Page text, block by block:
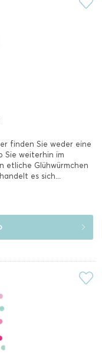
finden Sie weder eine
Sie weiterhin im
etliche Glühwürmchen
es sich...